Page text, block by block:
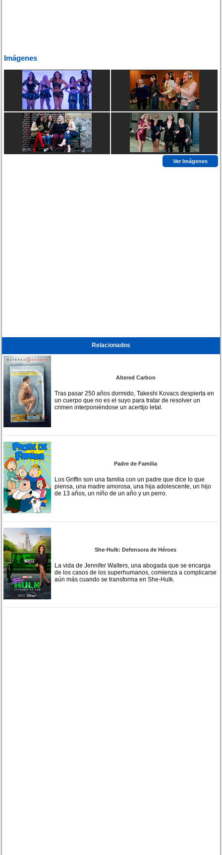
Imágenes
Ver Imágenes
Relacionados
Altered Carbon
Tras pasar 250 años dormido, Takeshi Kovacs despierta en
un cuerpo que no es el suyo para tratar de resolver un
crimen interponiéndose un acertijo letal.
Padre de Familia
Los Griffin son una familia con un padre que dice lo que
piensa, una madre amorosa, una hija adolescente, un hijo
de 13 años, un niño de un año y un perro.
She-Hulk: Defensora de Héroes
La vida de Jennifer Walters, una abogada que se encarga
de los casos de los superhumanos, comienza a complicarse
aún más cuando se transforma en She-Hulk.